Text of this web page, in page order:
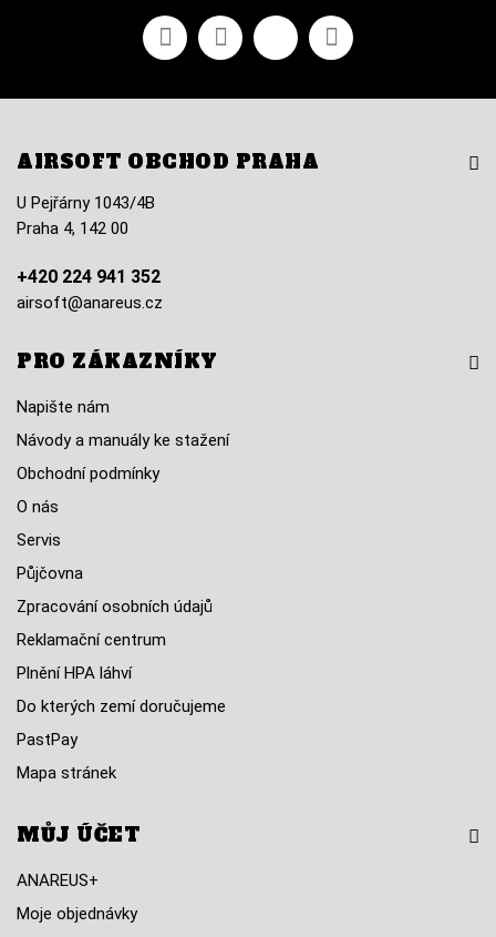
FacebookYouTubeVimeo Instagram
AIRSOFT OBCHOD PRAHA
U Pejřárny 1043/4B
Praha 4, 142 00
+420 224 941 352
airsoft@anareus.cz
PRO ZÁKAZNÍKY
Napište nám
Návody a manuály ke stažení
Obchodní podmínky
O nás
Servis
Půjčovna
Zpracování osobních údajů
Reklamační centrum
Plnění HPA láhví
Do kterých zemí doručujeme
PastPay
Mapa stránek
MŮJ ÚČET
ANAREUS+
Moje objednávky